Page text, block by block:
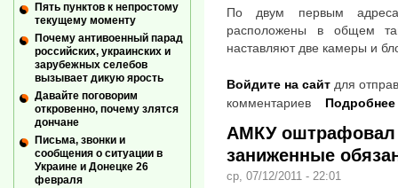
По двум первым
расположены в общем
наставляют две камеры и
Войдите на сайт для
комментариев
Подробнее
АМКУ оштрафовал
заниженные
ср, 07/12/2011 - 22:01
Пять пунктов к непростому
текущему моменту
Почему антивоенный парад
российских, украинских и
зарубежных селебов
вызывает дикую ярость
Давайте поговорим
откровенно, почему злятся
дончане
Письма, звонки и
сообщения о ситуации в
Украине и Донецке 26
февраля